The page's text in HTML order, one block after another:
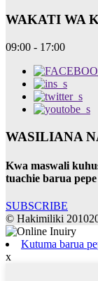
WAKATI WA
09:00 - 17:00
WASILIANA
Kwa maswali
tuachie barua
SUBSCRIBE
© Hakimiliki
Kutuma barua
x